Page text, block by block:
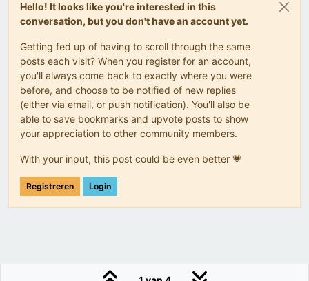
Hello! It looks like you're interested in this
conversation, but you don't have an account yet.
Getting fed up of having to scroll through the same
posts each visit? When you register for an account,
you'll always come back to exactly where you were
before, and choose to be notified of new replies
(either via email, or push notification). You'll also be
able to save bookmarks and upvote posts to show
your appreciation to other community members.
With your input, this post could be even better 💗
Registreren Login